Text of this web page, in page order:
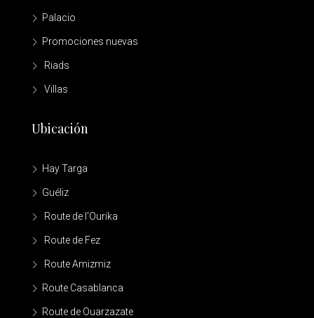
Palacio
Promociones nuevas
Riads
Villas
Ubicación
Hay Targa
Guéliz
Route de l'Ourika
Route de Fez
Route Amizmiz
Route Casablanca
Route de Ouarzazate